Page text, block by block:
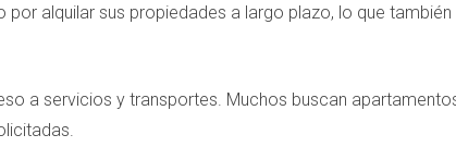
alquilar sus propiedades a largo plazo, lo que
a servicios y transportes. Muchos buscan